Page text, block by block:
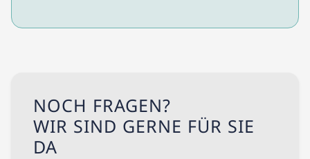
NOCH FRAGEN?
WIR SIND GERNE FÜR SIE
DA